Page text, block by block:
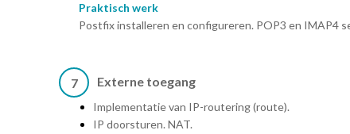
Praktisch werk
Postfix installeren en configureren. POP3 en IMAP4
7 Externe toegang
Implementatie van IP-routering (route).
IP doorsturen. NAT.